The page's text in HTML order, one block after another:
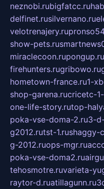
neznobi.rubigfatcc.ru
delfinet.rusilvernano.ru
velotrenajery.ru
show-pets.ru
miraclecoon.rupongup.ru
firehunters.rugribowo.ru
hometown-france.ru1-
shop-garena.rucricetc-
one-life-story.rutop-
poka-vse-doma-2.ru3-
g2012.rutst-1.rushaggy-
g-2012.ruops-mgr.ru
poka-vse-doma2.ru
tehosmotre.ruvarieta-
raytor-d.ruatillagunn.ru